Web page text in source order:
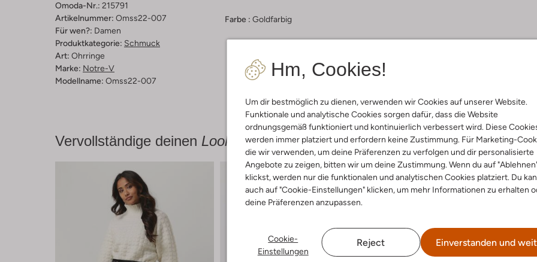
Hm, Cookies!
Um dir bestmöglich zu dienen, verwenden wir Cookies auf unserer Website.
Funktionale und analytische Cookies sorgen dafür, dass die Website
ordnungsgemäß funktioniert und kontinuierlich verbessert wird. Diese
werden immer platziert und erfordern keine Zustimmung. Für Marketing-
die wir verwenden, um deine Präferenzen zu verfolgen und dir personalisierte
Angebote zu zeigen, bitten wir um deine Zustimmung. Wenn du auf
klickst, werden nur die funktionalen und analytischen Cookies platziert. Du
auch auf "Cookie-Einstellungen" klicken, um mehr Informationen zu erhalten
deine Präferenzen anzupassen.
Cookie-
Einstellungen
Reject Einverstanden und
Omoda-Nr.: 215791
Artikelnummer: Omss22-007
Für wen?: Damen
Produktkategorie: Schmuck
Art: Ohrringe
Marke: Notre-V
Modellname: Omss22-007
Farbe : Goldfarbig
Vervollständige deinen Look